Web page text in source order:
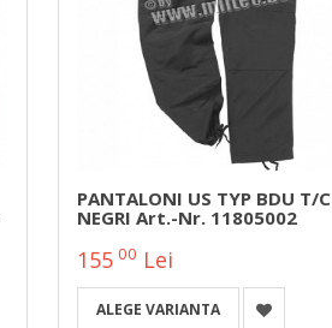
PANTALONI US TYP BDU T/C
NEGRI Art.-Nr. 11805002
155 00 Lei
ALEGE VARIANTA